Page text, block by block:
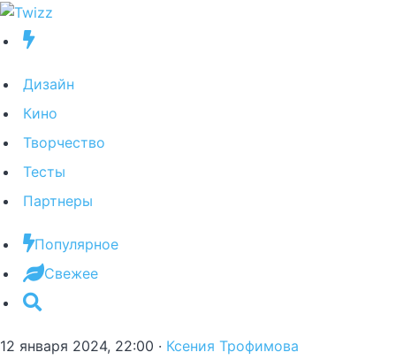
Дизайн
Кино
Творчество
Тесты
Партнеры
Популярное
Свежее
12 января 2024, 22:00 · Ксения Трофимова